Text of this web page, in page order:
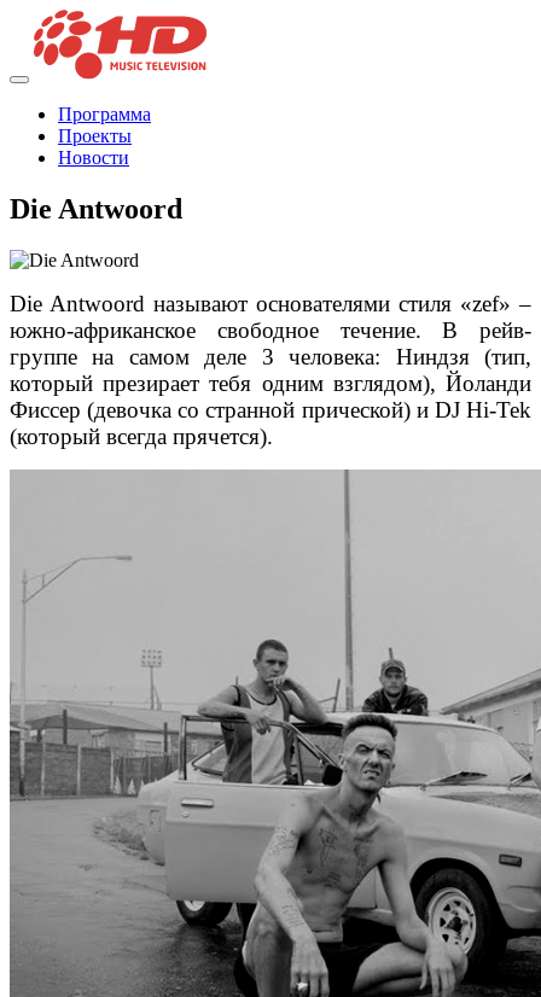
Программа
Проекты
Новости
Die Antwoord
Die Antwoord называют основателями стиля «zef» –
южно-африканское свободное течение. В рейв-
группе на самом деле 3 человека: Ниндзя (тип,
который презирает тебя одним взглядом), Йоланди
Фиссер (девочка со странной прической) и DJ Hi-Tek
(который всегда прячется).